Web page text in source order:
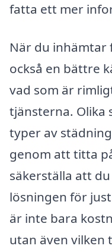
fatta ett mer
När du inhämtar
också en bättre
vad som är
tjänsterna. Olika
typer av
genom att titta
säkerställa att
lösningen för
är inte bara
utan även vilken